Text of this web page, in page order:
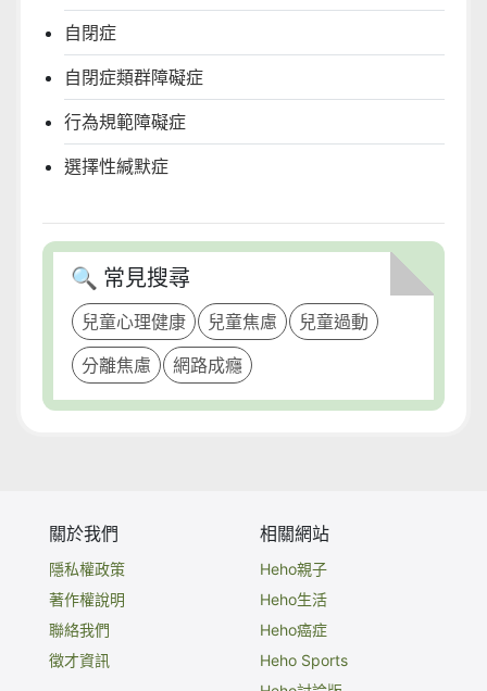
自閉症
自閉症類群障礙症
行為規範障礙症
選擇性緘默症
🔍 常見搜尋
兒童心理健康 兒童焦慮
兒童過動
分離焦慮
網路成癮
關於我們
隱私權政策
著作權說明
聯絡我們
徵才資訊
相關網站
Heho親子
Heho生活
Heho癌症
Heho Sports